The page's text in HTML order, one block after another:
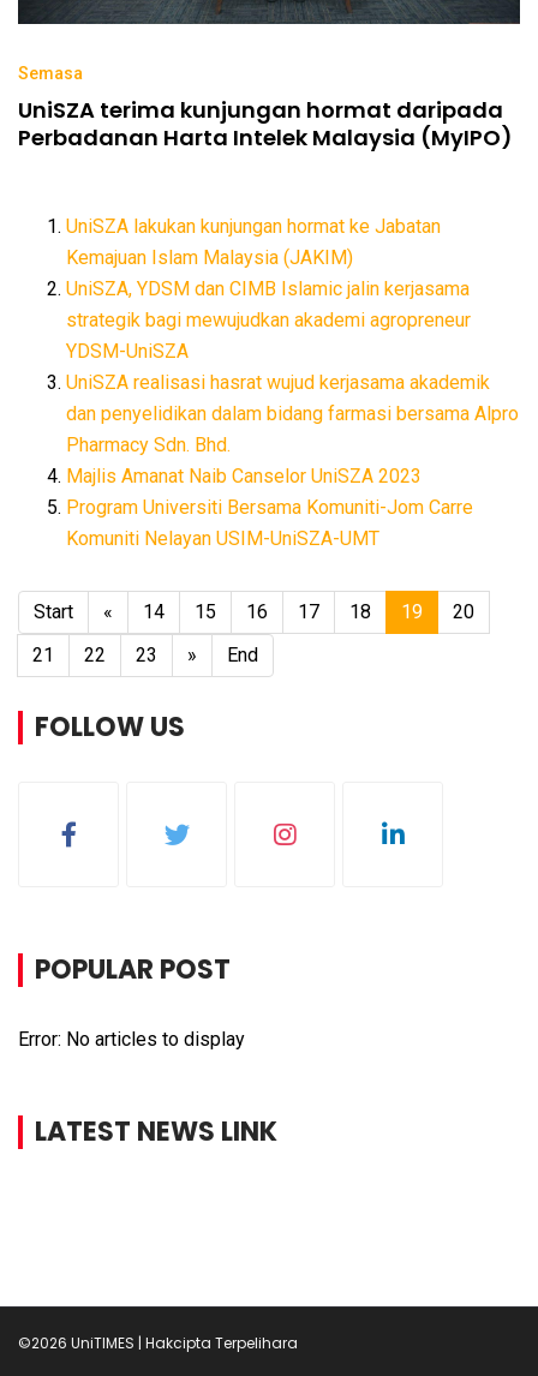
Semasa
UniSZA terima kunjungan hormat daripada
Perbadanan Harta Intelek Malaysia (MyIPO)
UniSZA lakukan kunjungan hormat ke Jabatan
Kemajuan Islam Malaysia (JAKIM)
UniSZA, YDSM dan CIMB Islamic jalin kerjasama
strategik bagi mewujudkan akademi agropreneur
YDSM-UniSZA
UniSZA realisasi hasrat wujud kerjasama akademik
dan penyelidikan dalam bidang farmasi bersama Alpro
Pharmacy Sdn. Bhd.
Majlis Amanat Naib Canselor UniSZA 2023
Program Universiti Bersama Komuniti-Jom Carre
Komuniti Nelayan USIM-UniSZA-UMT
Start « 14 15 16 17 18 19
20
21
22 23 » End
FOLLOW US
POPULAR POST
Error: No articles to display
LATEST NEWS LINK
©2026 UniTIMES | Hakcipta Terpelihara